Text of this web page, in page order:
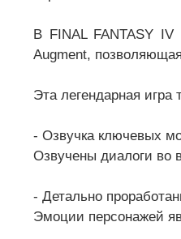
В FINAL FANTASY IV
Augment,
Эта легендарная
- Озвучка ключевых
Озвучены диалоги во
- Детально
Эмоции персонажей